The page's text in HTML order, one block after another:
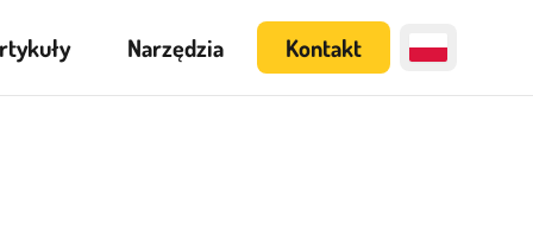
Narzędzia Kontakt